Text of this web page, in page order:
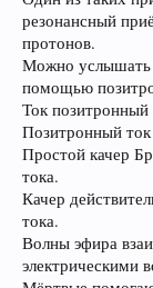
резонансный
протонов.
Можно услышать
помощью
Ток позитронный
Позитронный
Простой качер
тока.
Качер
тока.
Волны эфира
электрическими